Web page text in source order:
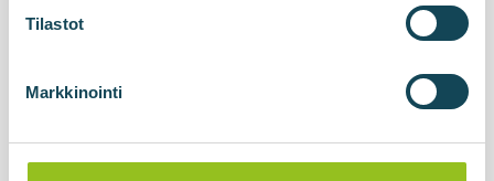
Tilastot
Markkinointi
17.04.2026
Biogeniczny dwutlenek węgla dla
BIOliquefier przekształca strumienie
boczne w cenny produkt
Dwutlenek węgla (CO₂) od dawna postrzegany jest